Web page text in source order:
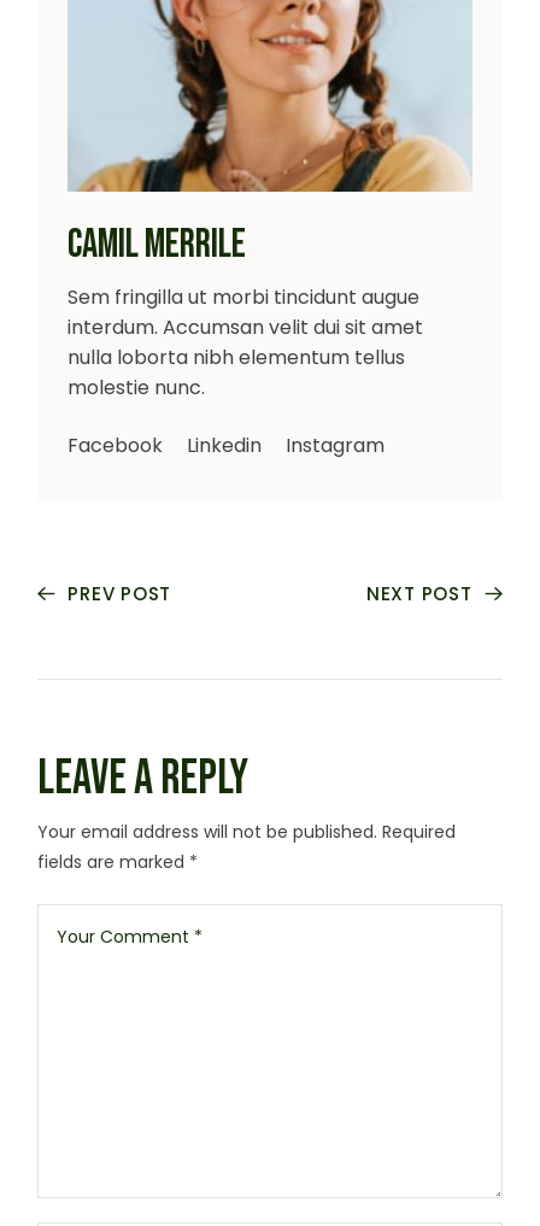
CAMIL MERRILE
Sem fringilla ut morbi tincidunt augue
interdum. Accumsan velit dui sit amet
nulla loborta nibh elementum tellus
molestie nunc.
Facebook Linkedin Instagram
PREV POST NEXT POST
LEAVE A REPLY
Your email address will not be published. Required
fields are marked *